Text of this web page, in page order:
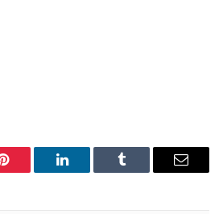
Pinterest LinkedIn Tumblr
E-